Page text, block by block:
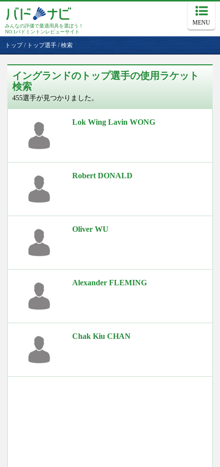
みんなの評価で最適用具を選ぼう！
NO.1バドミントンレビューサイト
MENU
トップ/ トップ選手 /検索
イングランドのトップ選手の使用ラケット
検索
455選手が見つかりました。
Lok Wing Lavin WONG
Robert DONALD
Oliver WU
Alexander FLEMING
Chak Kiu CHAN